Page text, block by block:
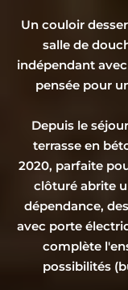
Un couloir
salle de
indépendant
pensée pour
Depuis le
terrasse en
2020, parfaite
clôturé abrite
dépendance,
avec porte
complète
possibilités